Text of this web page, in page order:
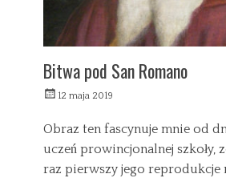
Bitwa pod San Romano
W
s
a
n
12 maja 2019
Obraz ten fascynuje mnie od
uczeń prowincjonalnej szkoły,
raz pierwszy jego reprodukcje